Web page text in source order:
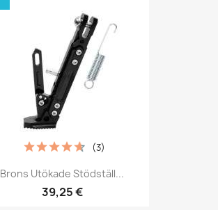
Brons Utökade Stödställ...
39,25 €
(3)